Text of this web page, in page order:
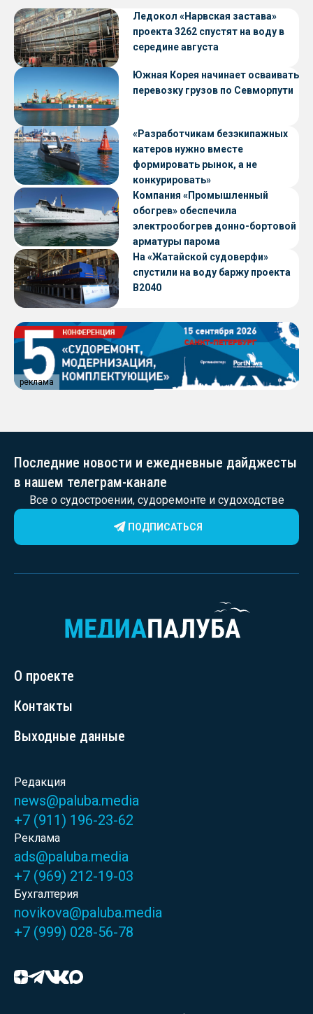
Ледокол «Нарвская застава»
проекта 3262 спустят на воду в
середине августа
Южная Корея начинает осваивать
перевозку грузов по Севморпути
«Разработчикам безэкипажных
катеров нужно вместе
формировать рынок, а не
конкурировать»
Компания «Промышленный
обогрев» обеспечила
электрообогрев донно-бортовой
арматуры парома
«Петропавловск» проекта CNF22
На «Жатайской судоверфи»
спустили на воду баржу проекта
В2040
реклама
Последние новости и ежедневные дайджесты
в нашем телеграм-канале
Все о судостроении, судоремонте и судоходстве
ПОДПИСАТЬСЯ
О проекте
Контакты
Выходные данные
Редакция
news@paluba.media
+7 (911) 196-23-62
Реклама
ads@paluba.media
+7 (969) 212-19-03
Бухгалтерия
novikova@paluba.media
+7 (999) 028-56-78